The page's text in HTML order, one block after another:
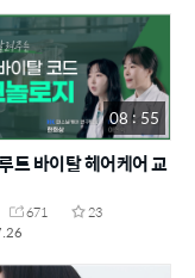
08 : 55
트 바이탈 헤어케어 교
671
23